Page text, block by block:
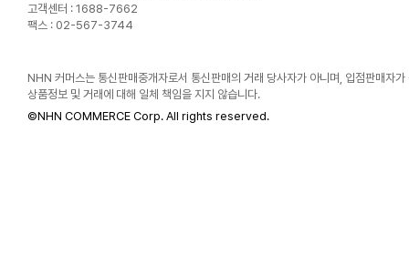
고객센터 : 1688-7662
팩스 : 02-567-3744
NHN 커머스는 통신판매중개자로서 통신판매의 거래 당사자가 아니며, 입점판매자가
상품정보 및 거래에 대해 일체 책임을 지지 않습니다.
©NHN COMMERCE Corp. All rights reserved.